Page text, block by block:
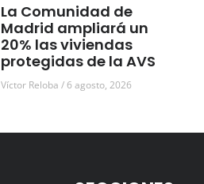
La Comunidad de
Madrid ampliará un
20% las viviendas
protegidas de la AVS
Víctor Reloba 6 agosto, 2026